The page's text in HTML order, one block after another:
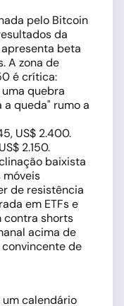
pelo Bitcoin
da
apresenta beta
A zona de
é crítica:
quebra
a queda" rumo a
US$ 2.400.
2.150.
baixista
móveis
de resistência
em ETFs e
contra shorts
acima de
convincente de
calendário